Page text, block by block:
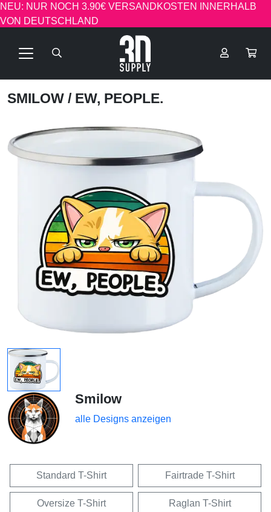
NEU: NUR NOCH 3.90€ VERSANDKOSTEN INNERHALB
VON DEUTSCHLAND
SMILOW / EW, PEOPLE.
Smilow
alle Designs anzeigen
Standard T-Shirt Fairtrade T-Shirt
Oversize T-Shirt Raglan T-Shirt